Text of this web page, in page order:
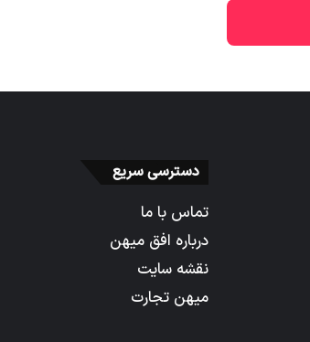
دسترسی سریع
تماس با ما
درباره افق میهن
نقشه سایت
میهن تجارت